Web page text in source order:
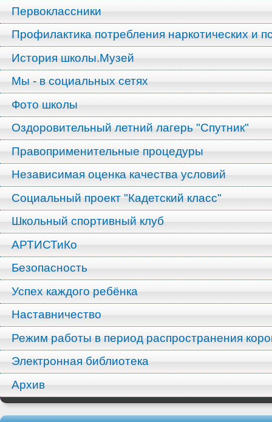
Первоклассники
Профилактика потребления наркотических и
История школы.Музей
Мы - в социальных сетях
Фото школы
Оздоровительный летний лагерь "Спутник"
Правоприменительные процедуры
Независимая оценка качества условий
Социальный проект "Кадетский класс"
Школьный спортивный клуб
АРТИСТиКо
Безопасность
Успех каждого ребёнка
Наставничество
Режим работы в период распространения
Электронная библиотека
Архив